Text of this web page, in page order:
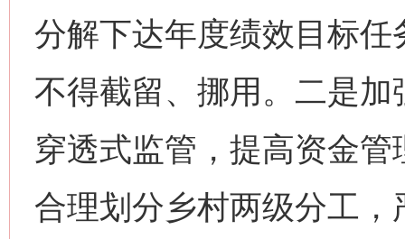
分解下达年度绩效目标
不得截留、挪用。二是
穿透式监管，提高资金
合理划分乡村两级分工